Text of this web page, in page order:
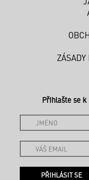
Přihlašte se